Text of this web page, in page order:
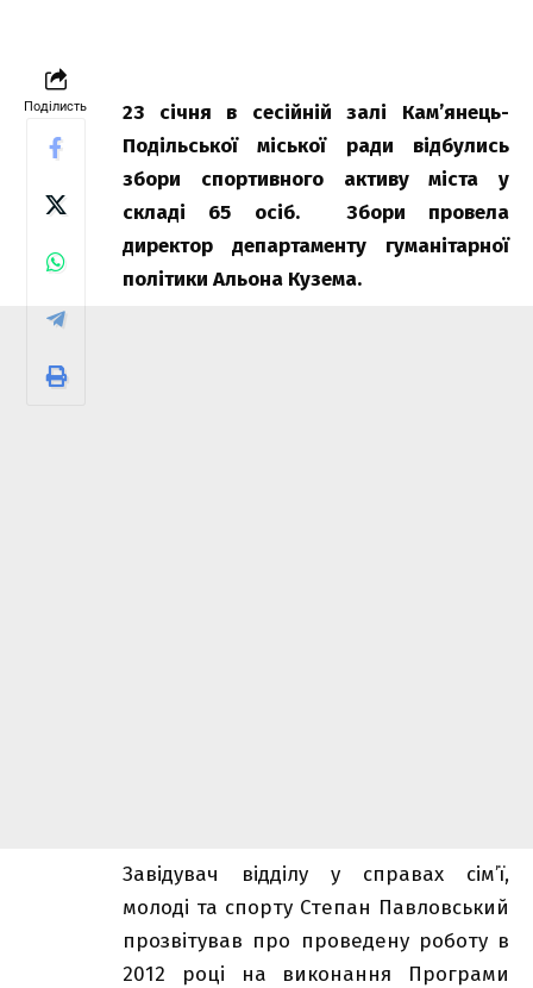
Поділисть
23 січня в сесійній залі Кам’янець-
Подільської міської ради відбулись
збори спортивного активу міста у
складі 65 осіб. Збори провела
директор департаменту гуманітарної
політики Альона Кузема.
Завідувач відділу у справах сім’ї,
молоді та спорту Степан Павловський
прозвітував про проведену роботу в
2012 році на виконання Програми